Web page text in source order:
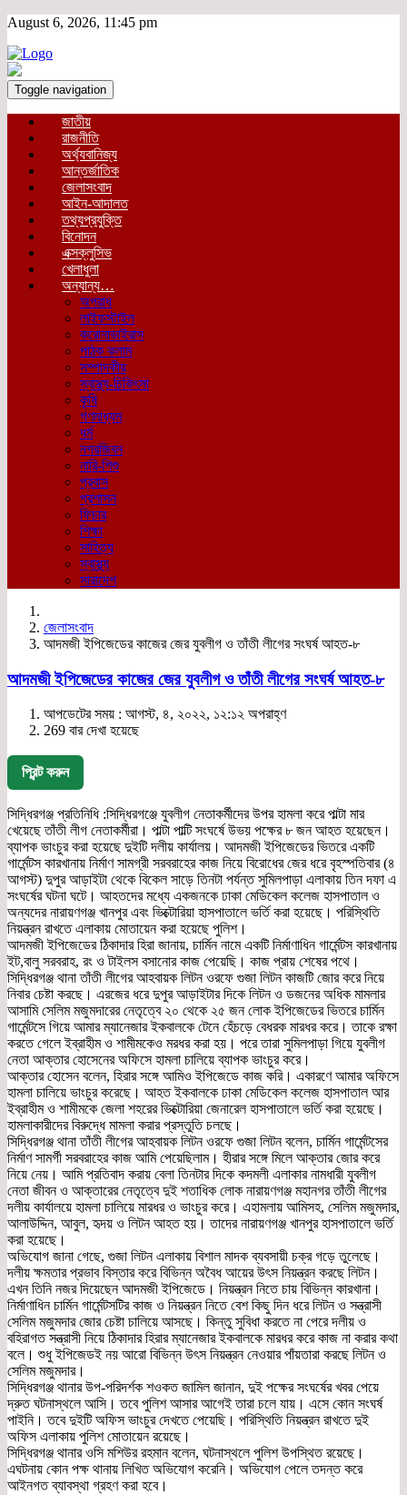
August 6, 2026, 11:45 pm
Toggle navigation
জাতীয়
রাজনীতি
অর্থ্যবানিজ্য
আন্তর্জাতিক
জেলাসংবাদ
আইন-আদালত
তথ্যপ্রযুক্তি
বিনোদন
এক্সক্লুসিভ
খেলাধুলা
অন্যান্য…
অপরাধ
লাইফস্টাইল
করোনাভাইরাস
পাঠক কলাম
সম্পাদকীয়
স্বাস্থ্য-চিকিৎসা
কৃষি
গণমাধ্যম
ধর্ম
নগরজিবন
নারি-শিশু
প্রবাস
প্রশাসন
ফিচার
শিক্ষা
সাহিত্য
স্বাস্থ্য
সারাদেশ
জেলাসংবাদ
আদমজী ইপিজেডের কাজের জের যুবলীগ ও তাঁতী লীগের সংঘর্ষ আহত-৮
আদমজী ইপিজেডের কাজের জের যুবলীগ ও তাঁতী লীগের সংঘর্ষ আহত-৮
আপডেটের সময় : আগস্ট, ৪, ২০২২, ১২:১২ অপরাহ্ণ
269 বার দেখা হয়েছে
প্রিন্ট করুন
সিদ্ধিরগঞ্জ প্রতিনিধি :সিদ্ধিরগঞ্জে যুবলীগ নেতাকর্মীদের উপর হামলা করে পাল্টা মার
খেয়েছে তাঁতী লীগ নেতাকর্মীরা। পাল্টা পাল্টি সংঘর্ষে উভয় পক্ষের ৮ জন আহত হয়েছেন।
ব্যাপক ভাংচুর করা হয়েছে দুইটি দলীয় কার্যালয়। আদমজী ইপিজেডের ভিতরে একটি
গার্মেন্টস কারখানায় নির্মাণ সামগ্রী সরবরাহের কাজ নিয়ে বিরোধের জের ধরে বৃহস্পতিবার (৪
আগস্ট) দুপুর আড়াইটা থেকে বিকেল সাড়ে তিনটা পর্যন্ত সুমিলপাড়া এলাকায় তিন দফা এ
সংঘর্ষের ঘটনা ঘটে। আহতদের মধ্যে একজনকে ঢাকা মেডিকেল কলেজ হাসপাতাল ও
অন্যদের নারায়ণগঞ্জ খানপুর এবং ভিক্টোরিয়া হাসপাতালে ভর্তি করা হয়েছে। পরিস্থিতি
নিয়ন্ত্রন রাখতে এলাকায় মোতায়েন করা হয়েছে পুলিশ।
আদমজী ইপিজেডের ঠিকাদার হিরা জানায়, চার্মিন নামে একটি নির্মাণাধিন গার্মেন্টস কারখানায়
ইট,বালু সরবরাহ, রং ও টাইলস বসানোর কাজ পেয়েছি। কাজ প্রায় শেষের পথে।
সিদ্ধিরগঞ্জ থানা তাঁতী লীগের আহবায়ক লিটন ওরফে গুজা লিটন কাজটি জোর করে নিয়ে
নিবার চেষ্টা করছে। এরজের ধরে দুপুর আড়াইটার দিকে লিটন ও ডজনের অধিক মামলার
আসামি সেলিম মজুমদারের নেতৃত্বে ২০ থেকে ২৫ জন লোক ইপিজেডের ভিতরে চার্মিন
গার্মেন্টসে গিয়ে আমার ম্যানেজার ইকবালকে টেনে হেঁচড়ে বেধরক মারধর করে। তাকে রক্ষা
করতে গেলে ইব্রাহীম ও শামীমকেও মরধর করা হয়। পরে তারা সুমিলপাড়া গিয়ে যুবলীগ
নেতা আক্তার হোসেনের অফিসে হামলা চালিয়ে ব্যাপক ভাংচুর করে।
আক্তার হোসেন বলেন, হিরার সঙ্গে আমিও ইপিজেডে কাজ করি। একারণে আমার অফিসে
হামলা চালিয়ে ভাংচুর করেছে। আহত ইকবালকে ঢাকা মেডিকেল কলেজ হাসপাতাল আর
ইব্রাহীম ও শামীমকে জেলা শহরের ভিক্টোরিয়া জেনারেল হাসপাতালে ভর্তি করা হয়েছে।
হামলাকারীদের বিরুদ্ধে মামলা করার প্রস্তুতি চলছে।
সিদ্ধিরগঞ্জ থানা তাঁতী লীগের আহবায়ক লিটন ওরফে গুজা লিটন বলেন, চার্মিন গার্মেন্টসের
নির্মাণ সামর্গী সরবরাহের কাজ আমি পেয়েছিলাম। হীরার সঙ্গে মিলে আক্তার জোর করে
নিয়ে নেয়। আমি প্রতিবাদ করায় বেলা তিনটার দিকে কদমলী এলাকার নামধারী যুবলীগ
নেতা জীবন ও আক্তারের নেতৃত্বে দুই শতাধিক লোক নারায়ণগঞ্জ মহানগর তাঁতী লীগের
দলীয় কার্যালয়ে হামলা চালিয়ে মারধর ও ভাংচুর করে। এহামলায় আমিসহ, সেলিম মজুমদার,
আলাউদ্দিন, আবুল, হৃদয় ও লিটন আহত হয়। তাদের নারায়ণগঞ্জ খানপুর হাসপাতালে ভর্তি
করা হয়েছে।
অভিযোগ জানা গেছে, গুজা লিটন এলাকায় বিশাল মাদক ব্যবসায়ী চক্র গড়ে তুলেছে।
দলীয় ক্ষমতার প্রভাব বিস্তার করে বিভিন্ন অবৈধ আয়ের উৎস নিয়ন্ত্রন করছে লিটন।
এখন তিনি নজর দিয়েছেন আদমজী ইপিজেডে। নিয়ন্ত্রন নিতে চায় বিভিন্ন কারখানা।
নির্মাণাধিন চার্মিন গার্মেন্টসটির কাজ ও নিয়ন্ত্রন নিতে বেশ কিছু দিন ধরে লিটন ও সন্ত্রাসী
সেলিম মজুমদার জোর চেষ্টা চালিয়ে আসছে। কিন্তু সুবিধা করতে না পেরে দলীয় ও
বহিরাগত সন্ত্রাসী নিয়ে ঠিকাদার হিরার ম্যানেজার ইকবালকে মারধর করে কাজ না করার কথা
বলে। শুধু ইপিজেডই নয় আরো বিভিন্ন উৎস নিয়ন্ত্রন নেওয়ার পাঁয়তারা করছে লিটন ও
সেলিম মজুমদার।
সিদ্ধিরগঞ্জ থানার উপ-পরিদর্শক শওকত জামিল জানান, দুই পক্ষের সংঘর্ষের খবর পেয়ে
দ্রুত ঘটনাস্থলে আসি। তবে পুলিশ আসার আগেই তারা চলে যায়। এসে কোন সংঘর্ষ
পাইনি। তবে দুইটি অফিস ভাংচুর দেখতে পেয়েছি। পরিস্থিতি নিয়ন্ত্রন রাখতে দুই
অফিস এলাকায় পুলিশ মোতায়েন রয়েছে।
সিদ্ধিরগঞ্জ থানার ওসি মশিউর রহমান বলেন, ঘটনাস্থলে পুলিশ উপস্থিত রয়েছে।
এঘটনায় কোন পক্ষ থানায় লিখিত অভিযোগ করেনি। অভিযোগ পেলে তদন্ত করে
আইনগত ব্যাবস্থা গ্রহণ করা হবে।